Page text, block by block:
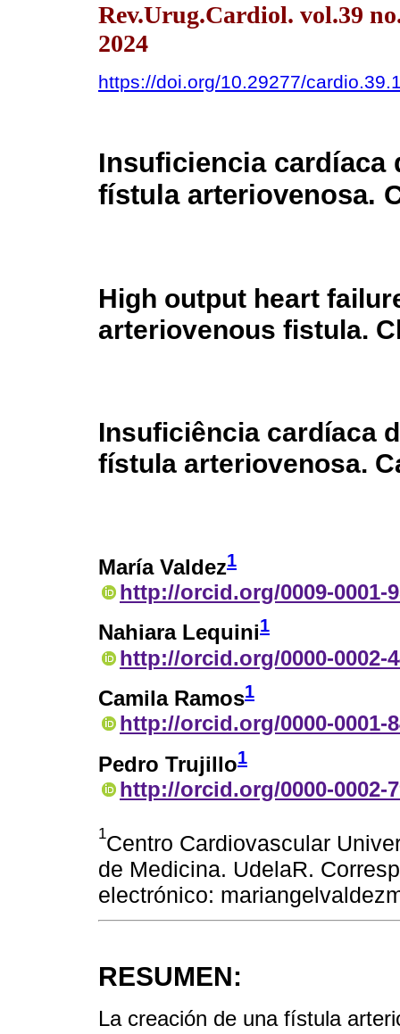
Rev.Urug.Cardiol. vol.39
2024
https://doi.org/10.29277/
Insuficiencia cardíaca
fístula arteriovenosa.
High output heart
arteriovenous fistula.
Insuficiência cardíaca
fístula arteriovenosa.
María Valdez1
http://orcid.org/0009-0001-
Nahiara Lequini1
http://orcid.org/0000-0002-
Camila Ramos1
http://orcid.org/0000-0001-
Pedro Trujillo1
http://orcid.org/0000-0002-
1Centro Cardiovascular
de Medicina. UdelaR.
electrónico:
RESUMEN:
La creación de una fístula